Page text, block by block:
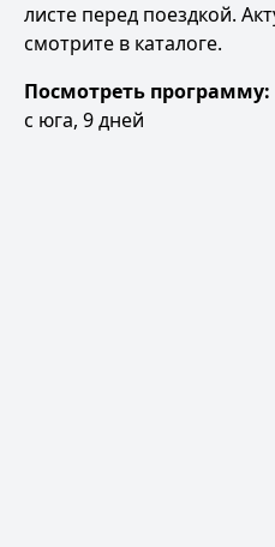
листе перед поездкой.
смотрите в каталоге.
Посмотреть программу:
с юга, 9 дней